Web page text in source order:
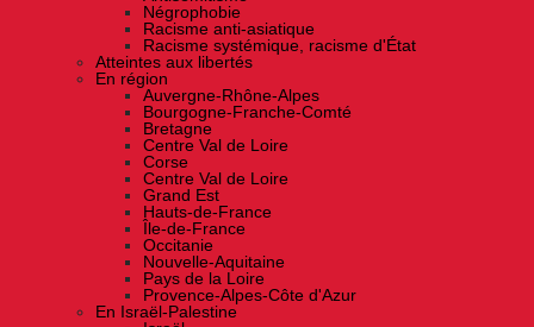
Négrophobie
Racisme anti-asiatique
Racisme systémique, racisme d'État
Atteintes aux libertés
En région
Auvergne-Rhône-Alpes
Bourgogne-Franche-Comté
Bretagne
Centre Val de Loire
Corse
Centre Val de Loire
Grand Est
Hauts-de-France
Île-de-France
Occitanie
Nouvelle-Aquitaine
Pays de la Loire
Provence-Alpes-Côte d'Azur
En Israël-Palestine